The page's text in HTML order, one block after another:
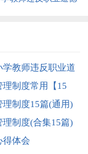
学教师违反职业道
法》心得体会【优
理制度常用【15
理制度15篇(通用)
理制度(合集15篇)
得体会